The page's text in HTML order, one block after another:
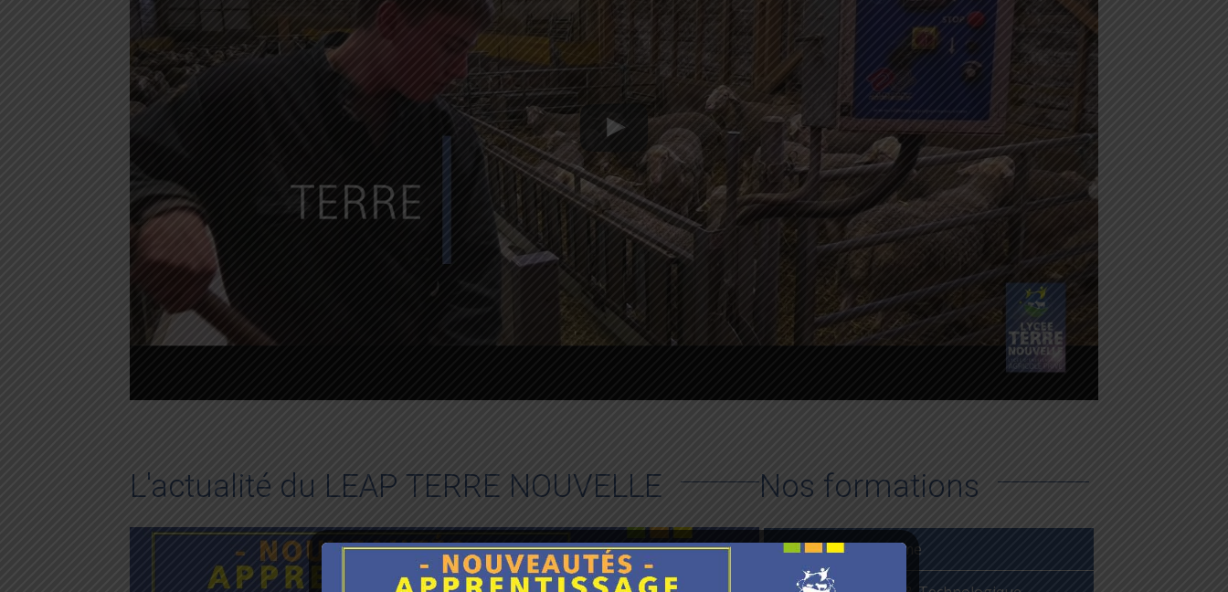
L'actualité du LEAP TERRE NOUVELLE Nos formations
De la 4ème à la 3ème